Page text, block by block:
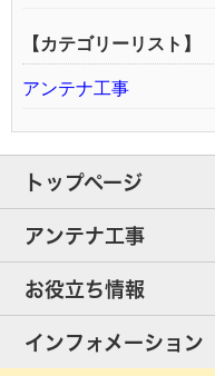
【カテゴリーリスト】
アンテナ工事
トップページ
工事スケジュール
当社が選ばれる理由
出張エリア
アンテナ工事
アンテナ工事・料金
UHFアンテナ工事・料金
お役立ち情報
ご相談事例
インフォメーション